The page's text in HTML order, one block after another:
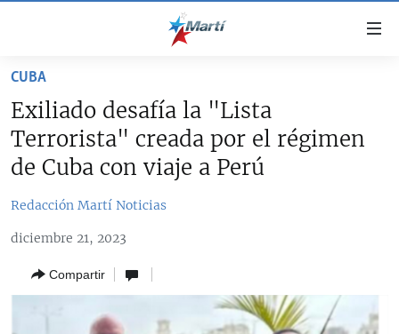
accesibilidad
contenido
principal
navegación
principal
CUBA
SOBRE CUBA
ESTADOS UNIDOS
DEPORTES
ARTE Y ENTRETENIMIENTO
CUBA
Exiliado desafía la "Lista
Terrorista" creada por el régimen
de Cuba con viaje a Perú
Redacción Martí Noticias
diciembre 21, 2023
Compartir